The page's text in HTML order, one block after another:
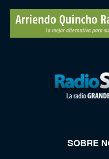
SOBRE